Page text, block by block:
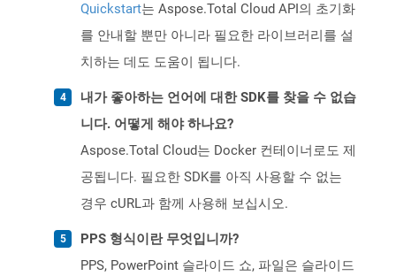
Quickstart는 Aspose.Total Cloud API의 초기화
를 안내할 뿐만 아니라 필요한 라이브러리를 설
치하는 데도 도움이 됩니다.
내가 좋아하는 언어에 대한 SDK를 찾을 수 없습
니다. 어떻게 해야 하나요?
Aspose.Total Cloud는 Docker 컨테이너로도 제
공됩니다. 필요한 SDK를 아직 사용할 수 없는
경우 cURL과 함께 사용해 보십시오.
PPS 형식이란 무엇입니까?
PPS, PowerPoint 슬라이드 쇼, 파일은 슬라이드